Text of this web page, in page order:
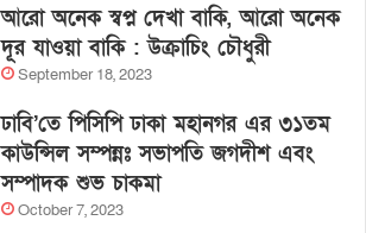
আরো অনেক স্বপ্ন দেখা বাকি, আরো অনেক
দূর যাওয়া বাকি : উক্রাচিং চৌধুরী
September 18, 2023
ঢাবি’তে পিসিপি ঢাকা মহানগর এর ৩১তম
কাউন্সিল সম্পন্নঃ সভাপতি জগদীশ এবং
সম্পাদক শুভ চাকমা
October 7, 2023